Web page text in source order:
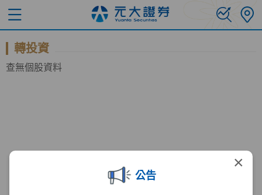
×
公告
轉投資
查無個股資料